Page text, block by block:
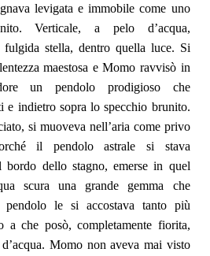
levigata e immobile come uno
Verticale, a pelo d’acqua,
fulgida stella, dentro quella luce. Si
maestosa e Momo ravvisò in
un pendolo prodigioso che
e indietro sopra lo specchio brunito.
si muoveva nell’aria come privo
il pendolo astrale si stava
bordo dello stagno, emerse in quel
scura una grande gemma che
le si accostava tanto più
a che posò, completamente fiorita,
Momo non aveva mai visto